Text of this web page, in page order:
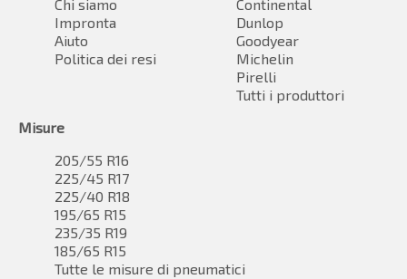
Chi siamo
Impronta
Aiuto
Politica dei resi
Continental
Dunlop
Goodyear
Michelin
Pirelli
Tutti i produttori
Misure
205/55 R16
225/45 R17
225/40 R18
195/65 R15
235/35 R19
185/65 R15
Tutte le misure di pneumatici